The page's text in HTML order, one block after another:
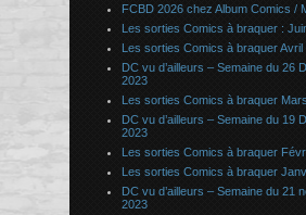
FCBD 2026 chez Album Comics /
Les sorties Comics à braquer :
Les sorties Comics à braquer Avril
DC vu d’ailleurs – Semaine du 26
2023
Les sorties Comics à braquer
DC vu d’ailleurs – Semaine du 19
2023
Les sorties Comics à braquer
Les sorties Comics à braquer
DC vu d’ailleurs – Semaine du 21
2023